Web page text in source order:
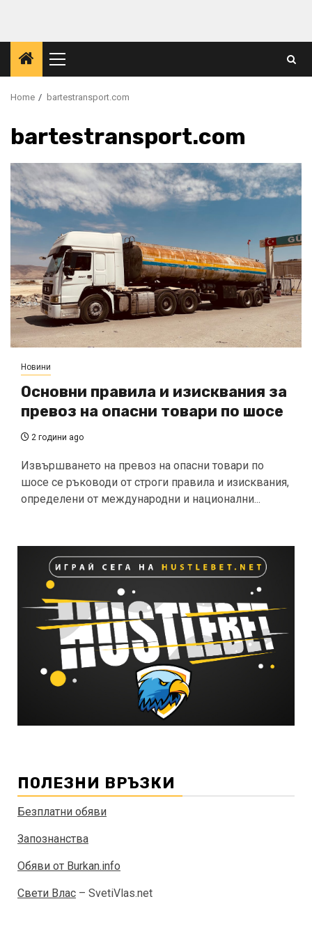
content
Primary
Menu
Home bartestransport.com
bartestransport.com
Новини
Основни правила и изисквания за
превоз на опасни товари по шосе
2 години ago
Извършването на превоз на опасни товари по
шосе се ръководи от строги правила и изисквания,
определени от международни и национални...
ПОЛЕЗНИ ВРЪЗКИ
Безплатни обяви
Запознанства
Обяви от Burkan.info
Свети Влас – SvetiVlas.net